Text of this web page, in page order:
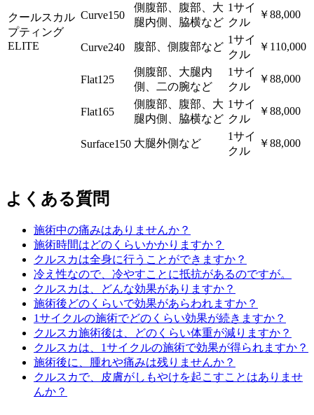
クールスカル
プティング
ELITE
Curve150
側腹部、腹部、大
腿内側、脇横など
1サイ
クル
￥88,000
Curve240 腹部、側腹部など
1サイ
クル
￥110,000
Flat125
側腹部、大腿内
側、二の腕など
1サイ
クル
￥88,000
Flat165
側腹部、腹部、大
腿内側、脇横など
1サイ
クル
￥88,000
Surface150 大腿外側など
1サイ
クル
￥88,000
よくある質問
施術中の痛みはありませんか？
施術時間はどのくらいかかりますか？
クルスカは全身に行うことができますか？
冷え性なので、冷やすことに抵抗があるのですが。
クルスカは、どんな効果がありますか？
施術後どのくらいで効果があらわれますか？
1サイクルの施術でどのくらい効果が続きますか？
クルスカ施術後は、どのくらい体重が減りますか？
クルスカは、1サイクルの施術で効果が得られますか？
施術後に、腫れや痛みは残りませんか？
クルスカで、皮膚がしもやけを起こすことはありませ
んか？